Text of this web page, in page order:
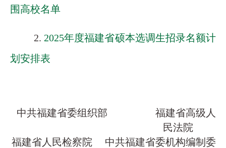
围高校名单
2. 2025年度福建省硕本选调生招录名额计
划安排表
中共福建省委组织部 福建省高级人
民法院
福建省人民检察院 中共福建省委机构编制委